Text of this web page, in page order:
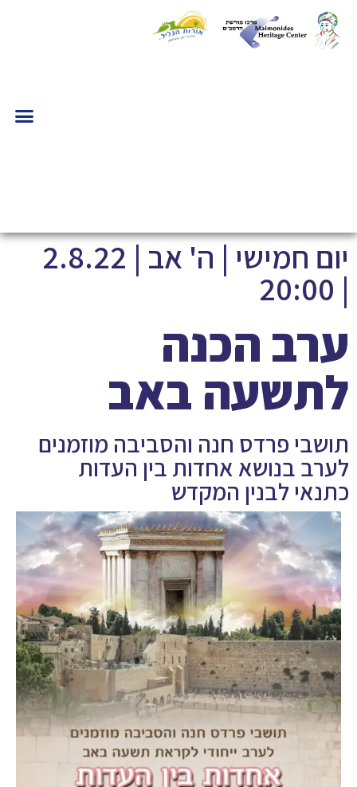
יום חמישי | ה' אב | 2.8.22
| 20:00
ערב הכנה
לתשעה באב
תושבי פרדס חנה והסביבה מוזמנים
לערב בנושא אחדות בין העדות
כתנאי לבנין המקדש